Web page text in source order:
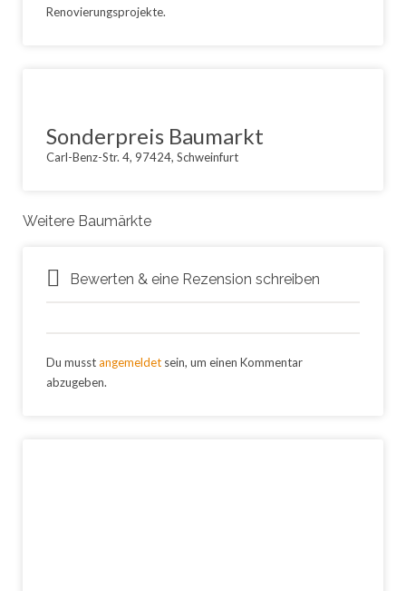
Renovierungsprojekte.
Sonderpreis Baumarkt
Carl-Benz-Str. 4, 97424, Schweinfurt
Weitere Baumärkte
Bewerten & eine Rezension schreiben
Du musstangemeldet sein, um einen Kommentar
abzugeben.